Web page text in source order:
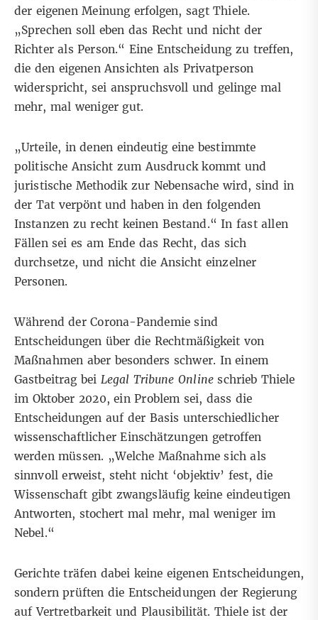
der eigenen Meinung erfolgen, sagt Thiele.
„Sprechen soll eben das Recht und nicht der
Richter als Person.“ Eine Entscheidung zu treffen,
die den eigenen Ansichten als Privatperson
widerspricht, sei anspruchsvoll und gelinge mal
mehr, mal weniger gut.
„Urteile, in denen eindeutig eine bestimmte
politische Ansicht zum Ausdruck kommt und
juristische Methodik zur Nebensache wird, sind in
der Tat verpönt und haben in den folgenden
Instanzen zu recht keinen Bestand.“ In fast allen
Fällen sei es am Ende das Recht, das sich
durchsetze, und nicht die Ansicht einzelner
Personen.
Während der Corona-Pandemie sind
Entscheidungen über die Rechtmäßigkeit von
Maßnahmen aber besonders schwer. In einem
Gastbeitrag bei Legal Tribune Onlineschrieb Thiele
im Oktober 2020, ein Problem sei, dass die
Entscheidungen auf der Basis unterschiedlicher
wissenschaftlicher Einschätzungen getroffen
werden müssen. „Welche Maßnahme sich als
sinnvoll erweist, steht nicht ‘objektiv’ fest, die
Wissenschaft gibt zwangsläufig keine eindeutigen
Antworten, stochert mal mehr, mal weniger im
Nebel.“
Gerichte träfen dabei keine eigenen Entscheidungen,
sondern prüften die Entscheidungen der Regierung
auf Vertretbarkeit und Plausibilität. Thiele ist der